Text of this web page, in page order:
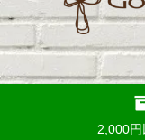
2,000円